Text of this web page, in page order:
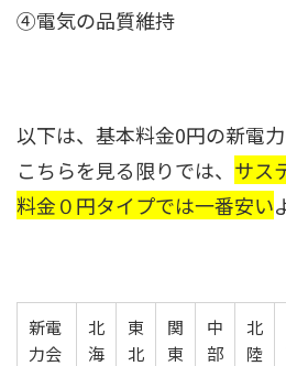
④電気の品質維持
以下は、基本料金0円の新電力
こちらを見る限りでは、 サス
料金０円タイプでは一番安い
新電
力会
北
海
東
北
関
東
中
部
北
陸